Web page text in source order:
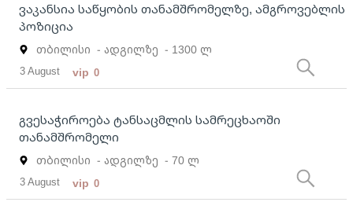
ვაკანსია საწყობის თანამშრომელზე, ამგროვებლის
პოზიცია
თბილისი - ადგილზე - 1300 ლ
3 August vip 0
გვესაჭიროება ტანსაცმლის სამრეცხაოში
თანამშრომელი
თბილისი - ადგილზე - 70 ლ
3 August vip 0